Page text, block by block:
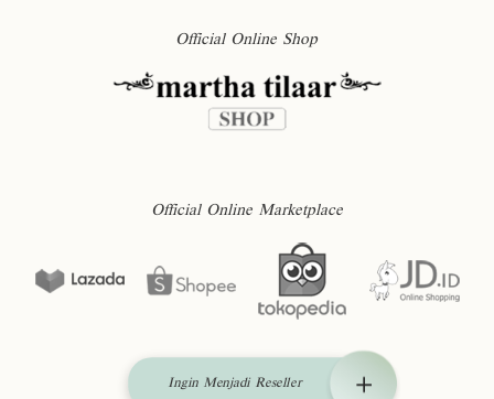
Official Online Shop
Official Online Marketplace
Ingin Menjadi Reseller